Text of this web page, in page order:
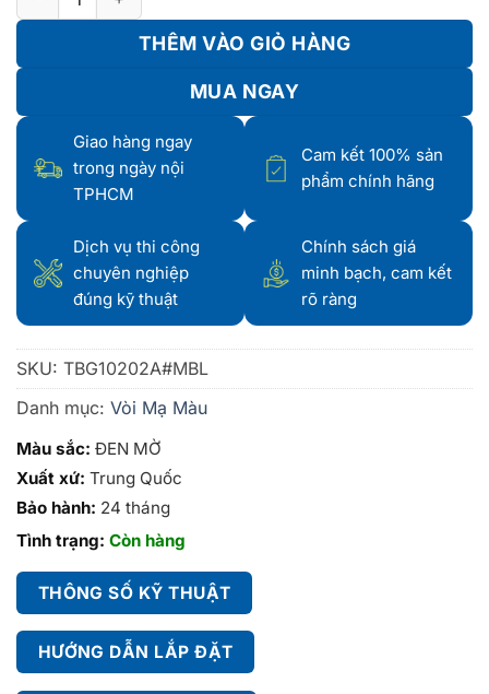
THÊM VÀO GIỎ HÀNG
MUA NGAY
Giao hàng ngay
trong ngày nội
TPHCM
Cam kết 100% sản
phẩm chính hãng
Dịch vụ thi công
chuyên nghiệp
đúng kỹ thuật
Chính sách giá
minh bạch, cam kết
rõ ràng
SKU: TBG10202A#MBL
Danh mục: Vòi Mạ Màu
Màu sắc: ĐEN MỜ
Xuất xứ: Trung Quốc
Bảo hành: 24 tháng
Tình trạng: Còn hàng
THÔNG SỐ KỸ THUẬT
HƯỚNG DẪN LẮP ĐẶT